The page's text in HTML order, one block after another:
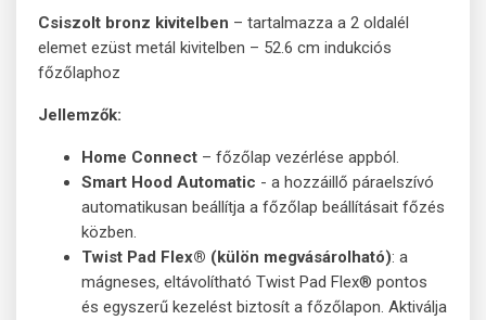
Csiszolt bronz kivitelben – tartalmazza a 2 oldalél
elemet ezüst metál kivitelben – 52.6 cm indukciós
főzőlaphoz
Jellemzők:
Home Connect – főzőlap vezérlése appból.
Smart Hood Automatic - a hozzáillő páraelszívó
automatikusan beállítja a főzőlap beállításait főzés
közben.
Twist Pad Flex® (külön megvásárolható): a
mágneses, eltávolítható Twist Pad Flex® pontos
és egyszerű kezelést biztosít a főzőlapon. Aktiválja